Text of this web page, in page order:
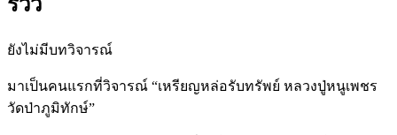
ยังไม่มีบทวิจารณ์
มาเป็นคนแรกที่วิจารณ์ “เหรียญหล่อรับทรัพย์ หลวงปู่หนูเพชร
วัดป่าภูมิทักษ์”